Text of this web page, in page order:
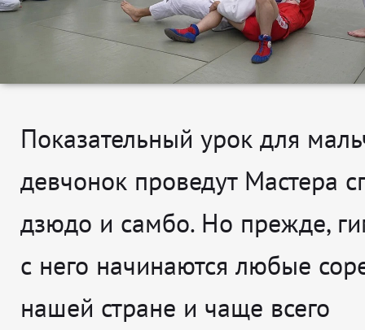
Показательный урок для
девчонок проведут Мастера
дзюдо и самбо. Но прежде,
с него начинаются любые
нашей стране и чаще всего